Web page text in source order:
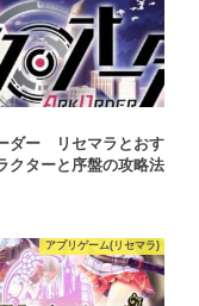
ダー リセマラとおす
クターと序盤の攻略法
アプリゲーム(リセマラ)